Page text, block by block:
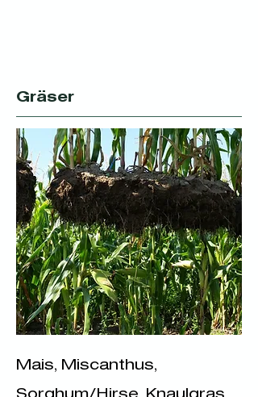
Gräser
Mais, Miscanthus,